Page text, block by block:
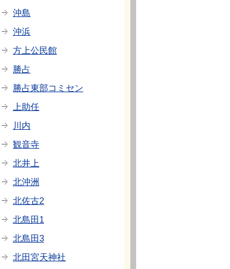
沖島
沖浜
方上公民館
勝占
勝占東部コミセン
上助任
川内
観音寺
北井上
北沖洲
北佐古2
北島田1
北島田3
北田宮天神社